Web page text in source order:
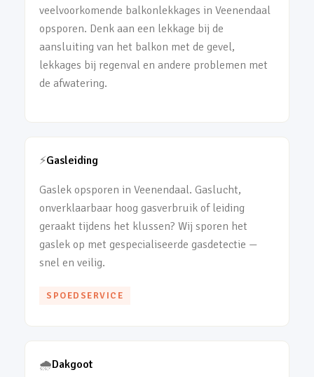
veelvoorkomende balkonlekkages in Veenendaal
opsporen. Denk aan een lekkage bij de
aansluiting van het balkon met de gevel,
lekkages bij regenval en andere problemen met
de afwatering.
⚡Gasleiding
Gaslek opsporen in Veenendaal. Gaslucht,
onverklaarbaar hoog gasverbruik of leiding
geraakt tijdens het klussen? Wij sporen het
gaslek op met gespecialiseerde gasdetectie —
snel en veilig.
SPOEDSERVICE
🌧️Dakgoot